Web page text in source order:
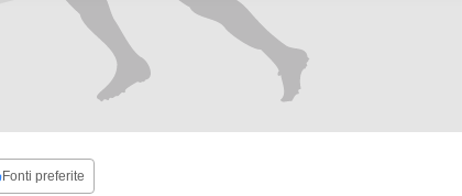
Fonti preferite